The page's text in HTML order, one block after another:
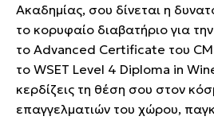
Ακαδημίας, σου δίνεται η
το κορυφαίο διαβατήριο για
το Advanced Certificate του
το WSET Level 4 Diploma in
κερδίζεις τη θέση σου στον
επαγγελματιών του χώρου,